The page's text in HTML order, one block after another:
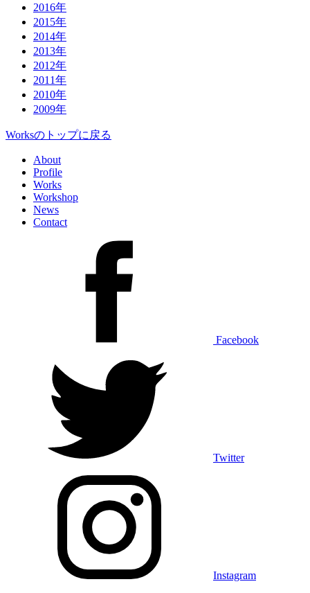
2016年
2015年
2014年
2013年
2012年
2011年
2010年
2009年
Worksのトップに戻る
About
Profile
Works
Workshop
News
Contact
Facebook
Twitter
Instagram